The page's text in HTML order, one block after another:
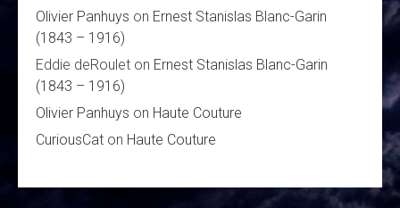
Olivier Panhuys on Ernest Stanislas Blanc-Garin
(1843 – 1916)
Eddie deRoulet on Ernest Stanislas Blanc-Garin
(1843 – 1916)
Olivier Panhuys on Haute Couture
CuriousCat on Haute Couture